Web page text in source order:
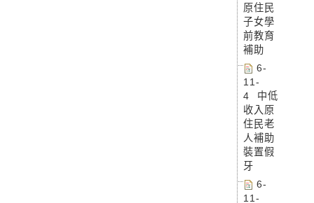
原住民
子女學
前教育
補助
6-
11-
4 中低
收入原
住民老
人補助
裝置假
牙
6-
11-